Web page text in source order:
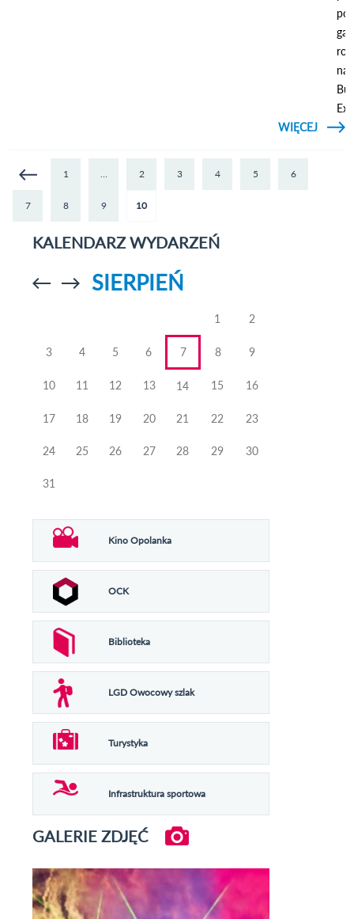
gali
KLIKNIJ ABY
WIĘCEJ
Strony 1 2 3 4 5 6
7 8 9 10
KALENDARZ WYDARZEŃ
Przejdź doPrzejdź do
SIERPIEŃ
1 2
3 4 5 6 7 8 9
10 11 12 13 14 15 16
17 18 19 20 21 22 23
24 25 26 27 28 29 30
31
Kino Opolanka
OCK
Biblioteka
LGD Owocowy szlak
Turystyka
Infrastruktura sportowa
GALERIE ZDJĘĆ